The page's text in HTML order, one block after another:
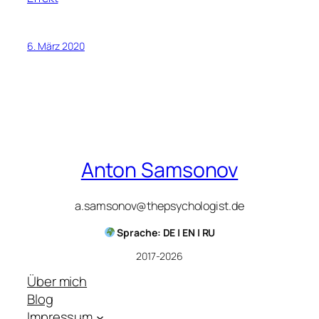
6. März 2020
Anton Samsonov
a.samsonov@thepsychologist.de
Sprache: DE | EN | RU
2017-2026
Über mich
Blog